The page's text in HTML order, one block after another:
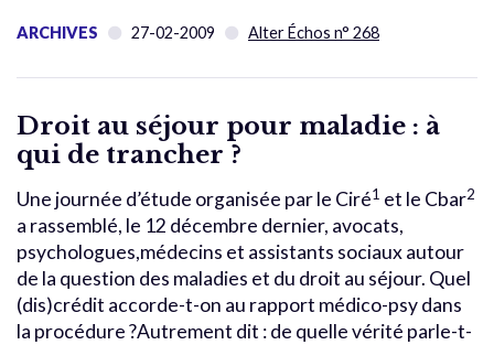
ARCHIVES 27-02-2009 Alter Échos n° 268
Droit au séjour pour maladie : à
qui de trancher ?
Une journée d’étude organisée par le Ciré1 et le Cbar2
a rassemblé, le 12 décembre dernier, avocats,
psychologues,médecins et assistants sociaux autour
de la question des maladies et du droit au séjour. Quel
(dis)crédit accorde-t-on au rapport médico-psy dans
la procédure ?Autrement dit : de quelle vérité parle-t-